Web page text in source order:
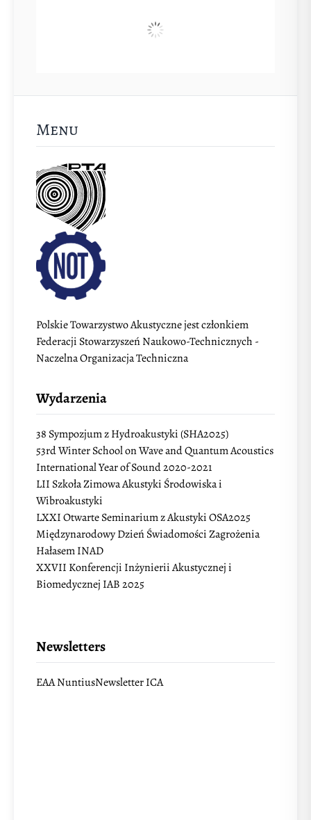
JPT VIBRO
Menu
Polskie Towarzystwo Akustyczne jest członkiem
Federacji Stowarzyszeń Naukowo-Technicznych -
Naczelna Organizacja Techniczna
Wydarzenia
38 Sympozjum z Hydroakustyki (SHA2025)
53rd Winter School on Wave and Quantum Acoustics
International Year of Sound 2020-2021
LII Szkoła Zimowa Akustyki Środowiska i
Wibroakustyki
LXXI Otwarte Seminarium z Akustyki OSA2025
Międzynarodowy Dzień Świadomości Zagrożenia
Hałasem INAD
XXVII Konferencji Inżynierii Akustycznej i
Biomedycznej IAB 2025
Newsletters
EAA NuntiusNewsletter ICA